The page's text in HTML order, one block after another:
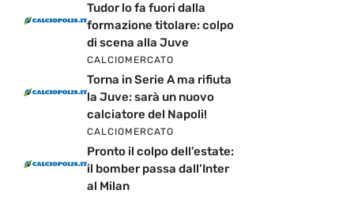
Tudor lo fa fuori dalla
formazione titolare: colpo
di scena alla Juve
CALCIOMERCATO
Torna in Serie A ma rifiuta
la Juve: sarà un nuovo
calciatore del Napoli!
CALCIOMERCATO
Pronto il colpo dell’estate:
il bomber passa dall’Inter
al Milan